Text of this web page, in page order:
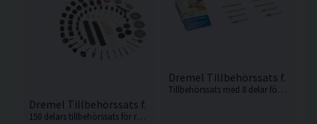
Dremel Tillbehörssats f. Roterande Verktyg 150 delar
150 delars tillbehörssats för roterande verktyg från Dremel.
Dremel Tillbehörssats f.
Tillbehörssats med 8 delar för glasetsning från Dremel.